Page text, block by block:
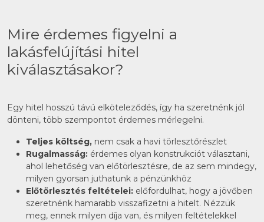
Mire érdemes figyelni a
lakásfelújítási hitel
kiválasztásakor?
Egy hitel hosszú távú elköteleződés, így ha szeretnénk jól
dönteni, több szempontot érdemes mérlegelni.
Teljes költség, nem csak a havi törlesztőrészlet
Rugalmasság: érdemes olyan konstrukciót választani,
ahol lehetőség van előtörlesztésre, de az sem mindegy,
milyen gyorsan juthatunk a pénzünkhöz
Előtörlesztés feltételei: előfordulhat, hogy a jövőben
szeretnénk hamarabb visszafizetni a hitelt. Nézzük
meg, ennek milyen díja van, és milyen feltételekkel